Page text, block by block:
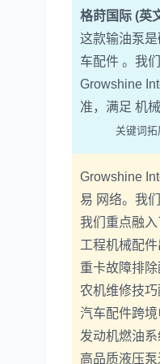
格莳国际 (英
这款输油泵
车配件 。我
Growshine
准，满足
关键词
Growshine
易 网络。我
我们重点融
工程机械配
重卡故障排
农机维修技
汽车配件跨境
发动机燃油
高品质液压泵